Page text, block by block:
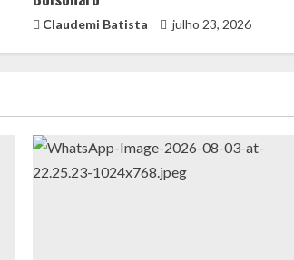
Claudemi Batista julho 23, 2026